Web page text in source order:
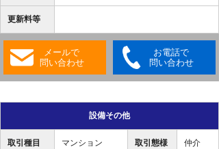
更新料等
メールで
問い合わせ
お電話で
問い合わせ
設備その他
取引種目 マンション 取引態様 仲介